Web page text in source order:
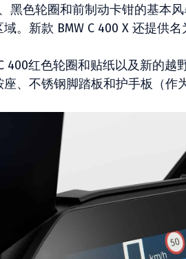
黑色轮圈和前制动卡钳的基本
。新款 BMW C 400 X 还提供名
400红色轮圈和贴纸以及新的
、不锈钢脚踏板和护手板（作